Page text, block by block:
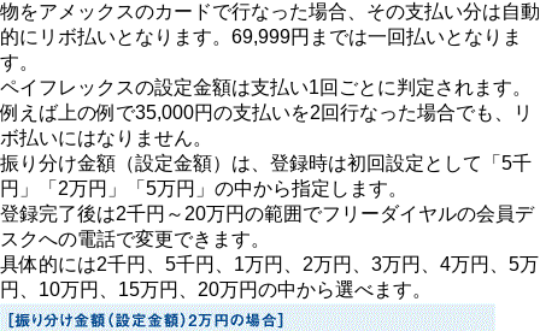
物をアメックスのカードで行なった場合、その支払い分は自動
的にリボ払いとなります。69,999円までは一回払いとなりま
す。
ペイフレックスの設定金額は支払い1回ごとに判定されます。
例えば上の例で35,000円の支払いを2回行なった場合でも、リ
ボ払いにはなりません。
振り分け金額（設定金額）は、登録時は初回設定として「5千
円」「2万円」「5万円」の中から指定します。
登録完了後は2千円～20万円の範囲でフリーダイヤルの会員デ
スクへの電話で変更できます。
具体的には2千円、5千円、1万円、2万円、3万円、4万円、5万
円、10万円、15万円、20万円の中から選べます。